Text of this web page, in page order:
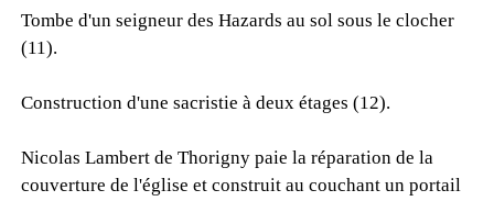
Tombe d'un seigneur des Hazards au sol sous le clocher
(11).
Construction d'une sacristie à deux étages (12).
Nicolas Lambert de Thorigny paie la réparation de la
couverture de l'église et construit au couchant un portail